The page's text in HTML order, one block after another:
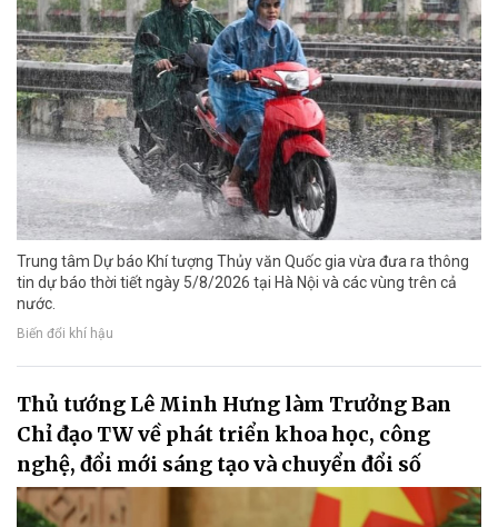
Trung tâm Dự báo Khí tượng Thủy văn Quốc gia vừa đưa ra thông
tin dự báo thời tiết ngày 5/8/2026 tại Hà Nội và các vùng trên cả
nước.
Biến đổi khí hậu
Thủ tướng Lê Minh Hưng làm Trưởng Ban
Chỉ đạo TW về phát triển khoa học, công
nghệ, đổi mới sáng tạo và chuyển đổi số